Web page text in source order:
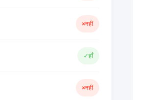
×नहीं
✓हाँ
×नहीं